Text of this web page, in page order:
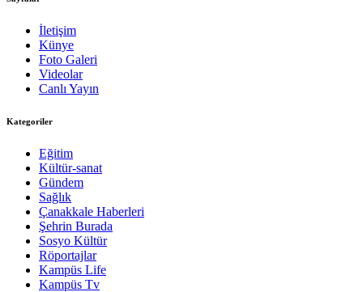
İletişim
Künye
Foto Galeri
Videolar
Canlı Yayın
Kategoriler
Eğitim
Kültür-sanat
Gündem
Sağlık
Çanakkale Haberleri
Şehrin Burada
Sosyo Kültür
Röportajlar
Kampüs Life
Kampüs Tv